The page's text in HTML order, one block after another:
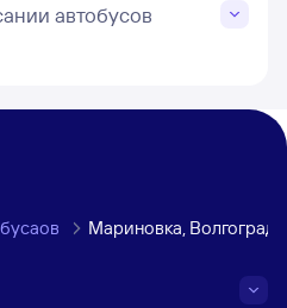
автобусов
Мариновка,